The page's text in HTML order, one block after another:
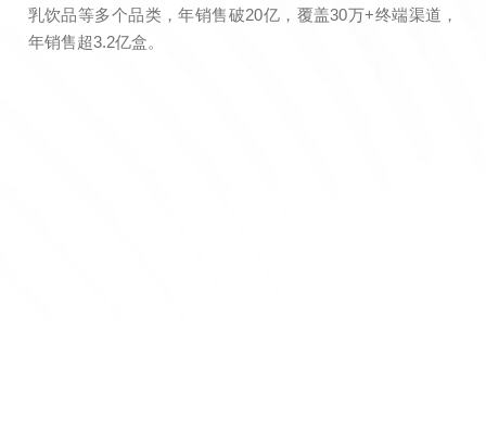
乳饮品等多个品类，年销售破20亿，覆盖30万+终端渠道，
年销售超3.2亿盒。